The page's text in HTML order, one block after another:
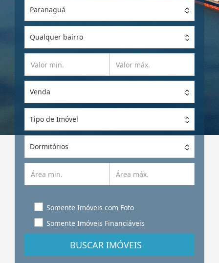
Paranaguá
Qualquer bairro
Venda
Tipo de Imóvel
Dormitórios
Somente Imóveis com Foto
Somente Imóveis Financiáveis
BUSCAR IMÓVEIS